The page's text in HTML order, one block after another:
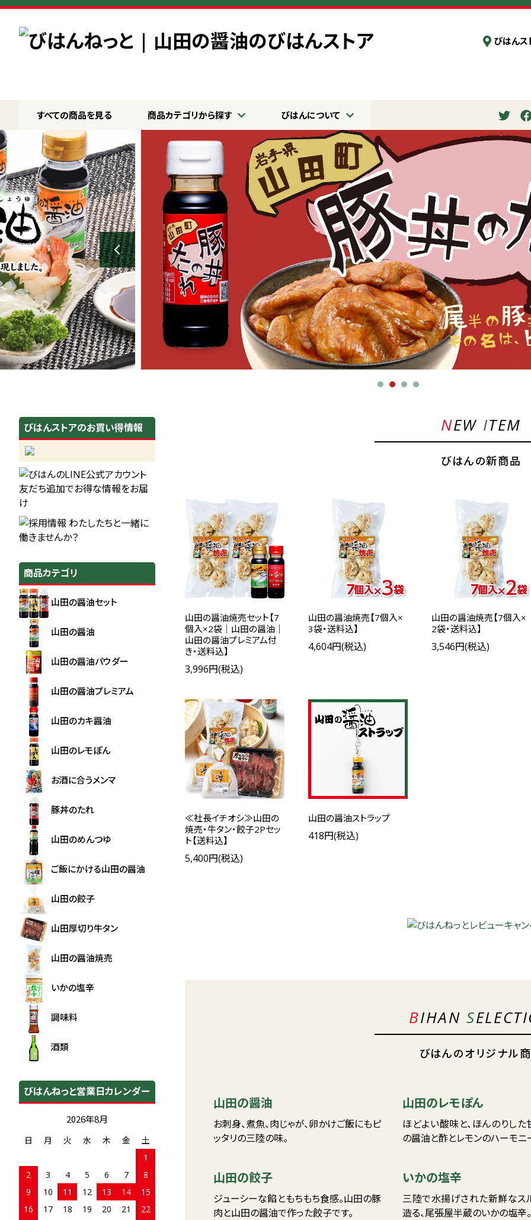
びはんス
すべての商品を見る 商品カテゴリから探す びはんについて
NEW ITEM
びはんの新商品
山田の醤油焼売セット【7
個入×2袋｜山田の醤油｜
山田の醤油プレミアム付
き・送料込】
3,996円(税込)
山田の醤油焼売【7個入×
3袋・送料込】
4,604円(税込)
山田の醤油焼売【7個入×
2袋・送料込】
3,546円(税込)
≪社長イチオシ≫山田の
焼売・牛タン・餃子2Pセッ
ト【送料込】
5,400円(税込)
山田の醤油ストラップ
418円(税込)
BIHANS
びはんのオリジナル
山田の醤油
お刺身、煮魚、肉じゃが、卵かけご飯にもピ
ッタリの三陸の味。
山田のレモぽん
ほどよい酸味と、ほんのりした
の醤油と酢とレモンのハーモニ
山田の餃子
ジューシーな餡ともちもち食感。山田の豚
肉と山田の醤油で作った餃子です。
いかの塩辛
三陸で水揚げされた新鮮なス
造る、尾張屋半蔵のいかの塩辛。
びはんストアのお買い得情報
商品カテゴリ
山田の醤油セット
山田の醤油
山田の醤油パウダー
山田の醤油プレミアム
山田のカキ醤油
山田のレモぽん
お酒に合うメンマ
豚丼のたれ
山田のめんつゆ
ご飯にかける山田の醤油
山田の餃子
山田厚切り牛タン
山田の醤油焼売
いかの塩辛
調味料
酒類
びはんねっと営業日カレンダー
2026年8月
日 月 火 水 木 金
土
1
2
3 4 5 6 7
8
9
10 11 12 13 14
15
16
17 18 19 20 21
22